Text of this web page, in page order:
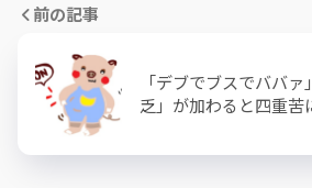
前の記事
「デブでブスでババ
乏」が加わると四重